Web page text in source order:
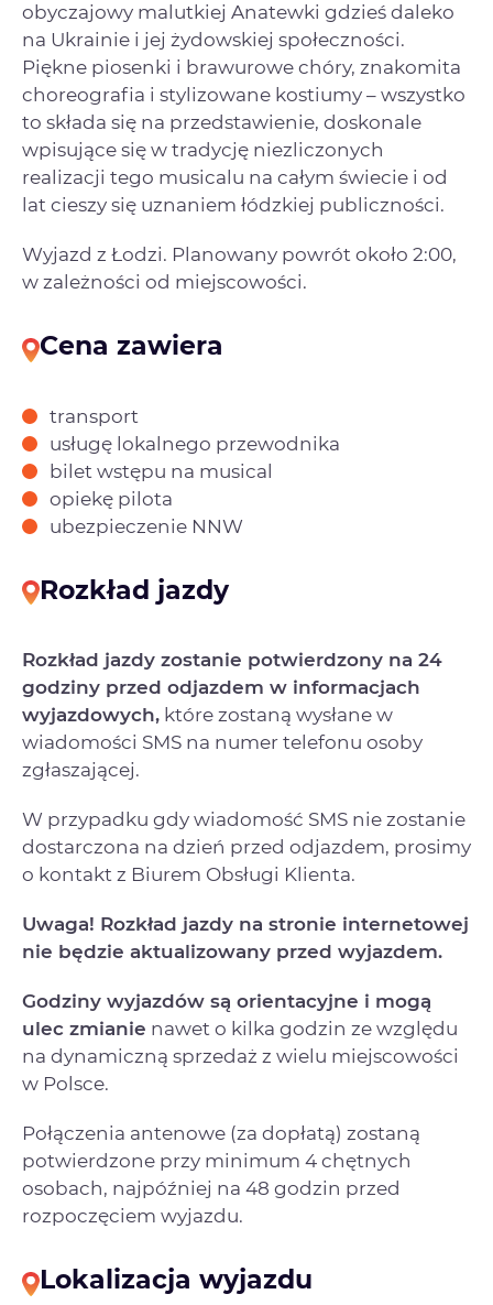
obyczajowy malutkiej Anatewki gdzieś daleko
na Ukrainie i jej żydowskiej społeczności.
Piękne piosenki i brawurowe chóry, znakomita
choreografia i stylizowane kostiumy – wszystko
to składa się na przedstawienie, doskonale
wpisujące się w tradycję niezliczonych
realizacji tego musicalu na całym świecie i od
lat cieszy się uznaniem łódzkiej publiczności.
Wyjazd z Łodzi. Planowany powrót około 2:00,
w zależności od miejscowości.
Cena zawiera
transport
usługę lokalnego przewodnika
bilet wstępu na musical
opiekę pilota
ubezpieczenie NNW
Rozkład jazdy
Rozkład jazdy zostanie potwierdzony na 24
godziny przed odjazdem w informacjach
wyjazdowych, które zostaną wysłane w
wiadomości SMS na numer telefonu osoby
zgłaszającej.
W przypadku gdy wiadomość SMS nie zostanie
dostarczona na dzień przed odjazdem, prosimy
o kontakt z Biurem Obsługi Klienta.
Uwaga! Rozkład jazdy na stronie internetowej
nie będzie aktualizowany przed wyjazdem.
Godziny wyjazdów są orientacyjne i mogą
ulec zmianie nawet o kilka godzin ze względu
na dynamiczną sprzedaż z wielu miejscowości
w Polsce.
Połączenia antenowe (za dopłatą) zostaną
potwierdzone przy minimum 4 chętnych
osobach, najpóźniej na 48 godzin przed
rozpoczęciem wyjazdu.
Lokalizacja wyjazdu